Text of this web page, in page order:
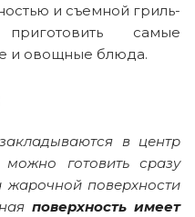
и съемной гриль-
самые
и овощные блюда.
в центр
готовить сразу
поверхности
поверхность имеет